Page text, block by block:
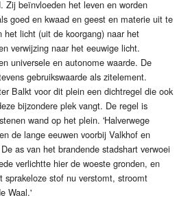
Zij beïnvloeden het leven en worden
goed en kwaad en geest en materie uit te
het licht (uit de koorgang) naar het
verwijzing naar het eeuwige licht.
universele en autonome waarde. De
gebruikswaarde als zitelement.
Balkt voor dit plein een dichtregel die ook
bijzondere plek vangt. De regel is
wand op het plein. 'Halverwege
de lange eeuwen voorbij Valkhof en
as van het brandende stadshart verwoei
verlichtte hier de woeste gronden, en
sprakeloze stof nu verstomt, stroomt
Waal.'